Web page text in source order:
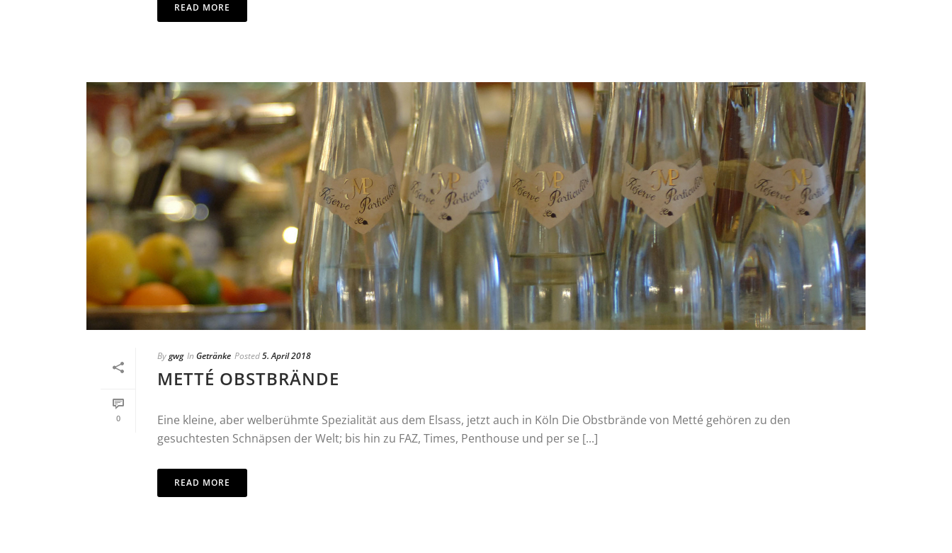
READ MORE
0
Bygwg In Getränke Posted5. April 2018
METTÉ OBSTBRÄNDE
Eine kleine, aber welberühmte Spezialität aus dem Elsass, jetzt auch in Köln Die Obstbrände von Metté gehören zu den
gesuchtesten Schnäpsen der Welt; bis hin zu FAZ, Times, Penthouse und per se [...]
READ MORE